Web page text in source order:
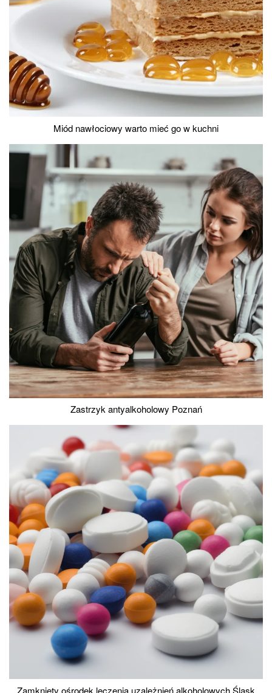
Miód nawłociowy warto mieć go w kuchni
Zastrzyk antyalkoholowy Poznań
Zamknięty ośrodek leczenia uzależnień alkoholowych Śląsk